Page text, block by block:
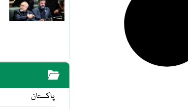
پاکستان